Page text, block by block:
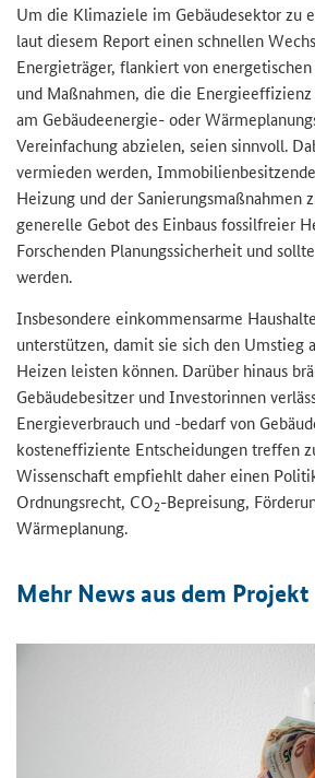
Um die Klimaziele im Gebäudesektor zu
laut diesem Report einen schnellen
Energieträger, flankiert von
und Maßnahmen, die die
am Gebäudeenergie- oder
Vereinfachung abzielen, seien sinnvoll.
vermieden werden,
Heizung und der Sanierungsmaßnahmen
generelle Gebot des Einbaus fossilfreier
Forschenden Planungssicherheit und
werden.
Insbesondere einkommensarme
unterstützen, damit sie sich den Umstieg
Heizen leisten können. Darüber hinaus
Gebäudebesitzer und Investorinnen
Energieverbrauch und -bedarf von
kosteneffiziente Entscheidungen treffen
Wissenschaft empfiehlt daher einen
Ordnungsrecht, CO2-Bepreisung,
Wärmeplanung.
Mehr News aus dem Projekt